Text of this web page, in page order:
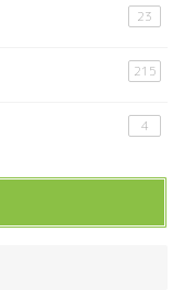
23
215
4